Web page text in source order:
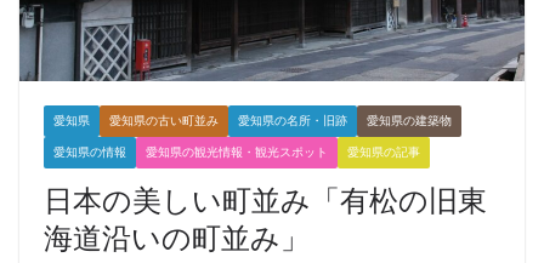
愛知県 愛知県の古い町並み 愛知県の名所・旧跡 愛知県の建築物
愛知県の情報 愛知県の観光情報・観光スポット 愛知県の記事
日本の美しい町並み「有松の旧東
海道沿いの町並み」